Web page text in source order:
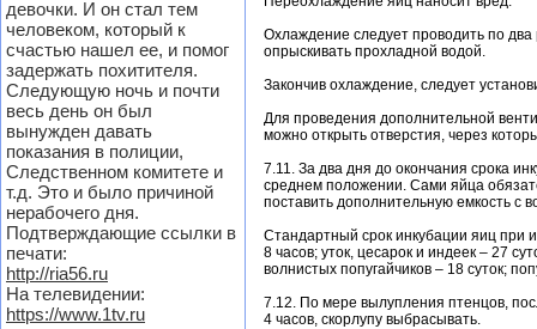
девочки. И он стал тем
человеком, который к
счастью нашел ее, и помог
задержать похитителя.
Следующую ночь и почти
весь день он был
вынужден давать
показания в полиции,
Следственном комитете и
т.д. Это и было причиной
нерабочего дня.
Подтверждающие ссылки в
печати:
http://ria56.ru
На телевидении:
https://www.1tv.ru
Охлаждение следует проводить по
опрыскивать прохладной водой.
Закончив охлаждение, следует
Для проведения дополнительной
можно открыть отверстия, через
7.11. За два дня до окончания срока
среднем положении. Сами яйца
поставить дополнительную емкость с
Стандартный срок инкубации яиц при
8 часов; уток, цесарок и индеек – 27
волнистых попугайчиков – 18 суток;
7.12. По мере вылупления птенцов,
4 часов, скорлупу выбрасывать.